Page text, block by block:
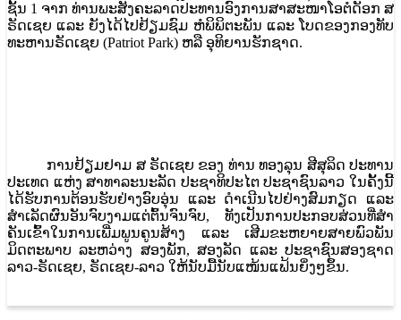
ຊັ້ນ 1 ຈາກ ທ່ານພະສັງຄະລາດປະທານອົງການສາສະໜາໂອຕໍດັອກ ສ
ຣັດເຊຍ ແລະ ຍັງໄດ້ໄປຢ້ຽມຊົມ ຫໍພິພິຕະພັນ ແລະ ໂບດຂອງກອງທັບ
ທະຫານຣັດເຊຍ (Patriot Park) ຫລື ອຸທິຍານຮັກຊາດ.
ການຢ້ຽມຢາມ ສ ຣັດເຊຍ ຂອງ ທ່ານ ທອງລຸນ ສີສຸລິດ ປະທານ
ປະເທດ ແຫ່ງ ສາທາລະນະລັດ ປະຊາທິປະໄຕ ປະຊາຊົນລາວ ໃນຄັ້ງນີ້
ໄດ້ຮັບການຕ້ອນຮັບຢ່າງອົບອຸ່ນ ແລະ ດໍາເນີນໄປຢ່າງສົມກຽດ ແລະ
ສໍາເລັດຜົນອັນຈົບງາມແຕ່ຕົ້ນຈົນຈົບ, ທັງເປັນການປະກອບສ່ວນທີ່ສໍາ
ຄັນເຂົ້າໃນການເພີ່ມພູນຄູນສ້າງ ແລະ ເສີມຂະຫຍາຍສາຍພົວພັນ
ມິດຕະພາບ ລະຫວ່າງ ສອງພັກ, ສອງລັດ ແລະ ປະຊາຊົນສອງຊາດ
ລາວ-ຣັດເຊຍ, ຣັດເຊຍ-ລາວ ໃຫ້ນັບມື້ນັບແໜ້ນແຟ້ນຍິ່ງໆຂຶ້ນ.